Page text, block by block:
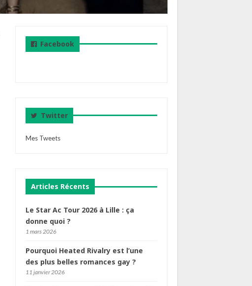
Facebook
Twitter
Mes Tweets
Articles Récents
Le Star Ac Tour 2026 à Lille : ça
donne quoi ?
1 mars 2026
Pourquoi Heated Rivalry est l’une
des plus belles romances gay ?
11 janvier 2026